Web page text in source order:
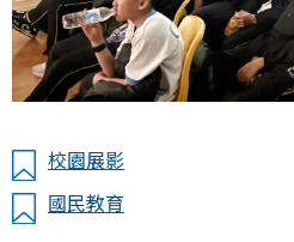
校園展影
國民教育